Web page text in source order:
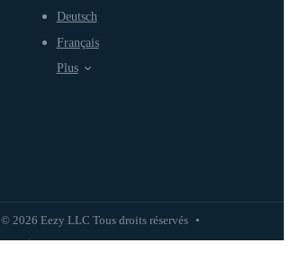
© 2026 Eezy LLC Tous droits réservés •
Deutsch
Français
Plus